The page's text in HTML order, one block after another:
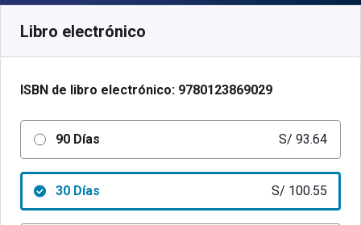
Libro electrónico
ISBN de libro electrónico: 9780123869029
90 Días S/ 93.64
30 Días S/ 100.55